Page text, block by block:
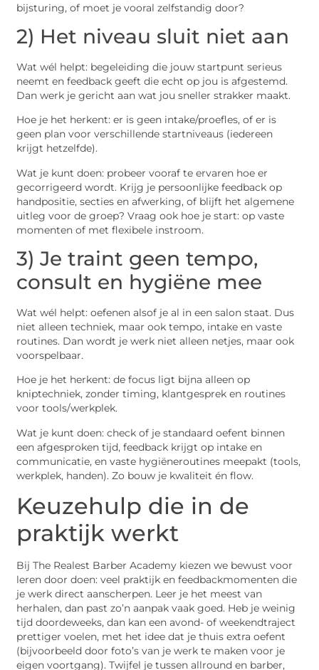
bijsturing, of moet je vooral zelfstandig door?
2) Het niveau sluit niet aan
Wat wél helpt: begeleiding die jouw startpunt serieus
neemt en feedback geeft die echt op jou is afgestemd.
Dan werk je gericht aan wat jou sneller strakker maakt.
Hoe je het herkent: er is geen intake/proefles, of er is
geen plan voor verschillende startniveaus (iedereen
krijgt hetzelfde).
Wat je kunt doen: probeer vooraf te ervaren hoe er
gecorrigeerd wordt. Krijg je persoonlijke feedback op
handpositie, secties en afwerking, of blijft het algemene
uitleg voor de groep? Vraag ook hoe je start: op vaste
momenten of met flexibele instroom.
3) Je traint geen tempo,
consult en hygiëne mee
Wat wél helpt: oefenen alsof je al in een salon staat. Dus
niet alleen techniek, maar ook tempo, intake en vaste
routines. Dan wordt je werk niet alleen netjes, maar ook
voorspelbaar.
Hoe je het herkent: de focus ligt bijna alleen op
kniptechniek, zonder timing, klantgesprek en routines
voor tools/werkplek.
Wat je kunt doen: check of je standaard oefent binnen
een afgesproken tijd, feedback krijgt op intake en
communicatie, en vaste hygiëneroutines meepakt (tools,
werkplek, handen). Zo bouw je kwaliteit én flow.
Keuzehulp die in de
praktijk werkt
Bij The Realest Barber Academy kiezen we bewust voor
leren door doen: veel praktijk en feedbackmomenten die
je werk direct aanscherpen. Leer je het meest van
herhalen, dan past zo’n aanpak vaak goed. Heb je weinig
tijd doordeweeks, dan kan een avond- of weekendtraject
prettiger voelen, met het idee dat je thuis extra oefent
(bijvoorbeeld door foto’s van je werk te maken voor je
eigen voortgang). Twijfel je tussen allround en barber,